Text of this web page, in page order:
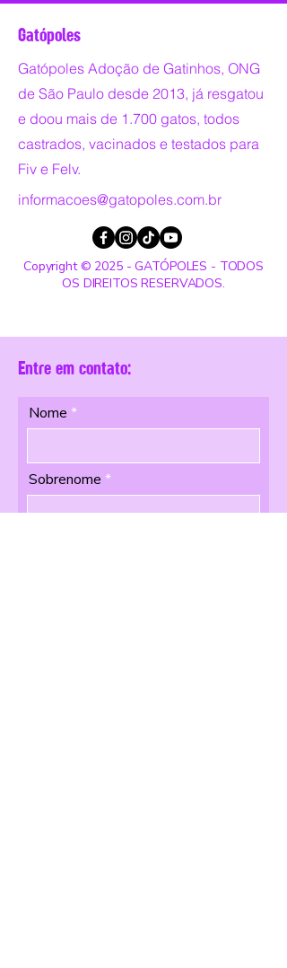
Gatópoles
Gatópoles Adoção de Gatinhos, ONG
de São Paulo desde 2013, já resgatou
e doou mais de 1.700 gatos, todos
castrados, vacinados e testados para
Fiv e Felv.
informacoes@gatopoles.com.br
Copyright © 2025 - GATÓPOLES - TODOS
OS DIREITOS RESERVADOS.
Entre em contato:
Nome
Sobrenome